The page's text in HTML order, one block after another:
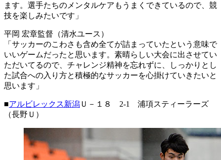
ます。選手たちのメンタルケアもうまくできているので、競
技を楽しみたいです」
平岡 宏章監督（清水ユース）
「サッカーのこわさも含め全てが詰まっていたという意味で
いいゲームだったと思います。素晴らしい大会に出させてい
ただいてるので、チャレンジ精神を忘れずに、しっかりとし
た試合への入り方と積極的なサッカーを心掛けていきたいと
思います」
■アルビレックス新潟 Ｕ－１８ 2-1 浦項スティーラーズ
（長野Ｕ）